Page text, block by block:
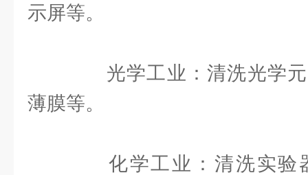
示屏等。
光学工业：清洗光学元
薄膜等。
化学工业：清洗实验